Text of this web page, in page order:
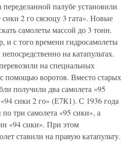
переделанной палубе установили
сики 2 го сясюцу 3 гата». Новые
самолеты массой до 3 тонн.
и с того времени гидросамолеты
на катапультах.
на специальных
помощью воротов. Вместо старых
получили два самолета «95
сики 2 го» (Е7К1). С 1936 года
три самолета «95 сики», а
«94 сики». При этом
ставили на правую катапульту.